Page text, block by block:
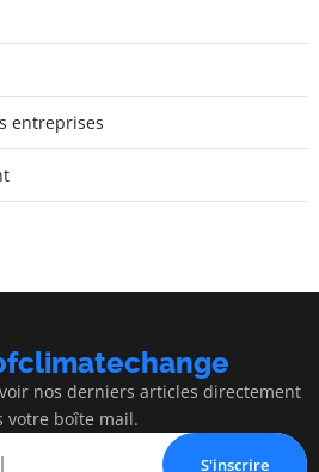
entreprises
nos derniers articles directement
votre boîte mail.
S'inscrire